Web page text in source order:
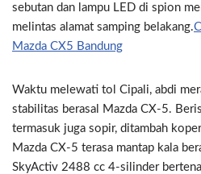
sebutan dan lampu LED di spion
melintas alamat samping belakang.
Mazda CX5 Bandung
Waktu melewati tol Cipali, abdi
stabilitas berasal Mazda CX-5.
termasuk juga sopir, ditambah
Mazda CX-5 terasa mantap kala
SkyActiv 2488 cc 4-silinder